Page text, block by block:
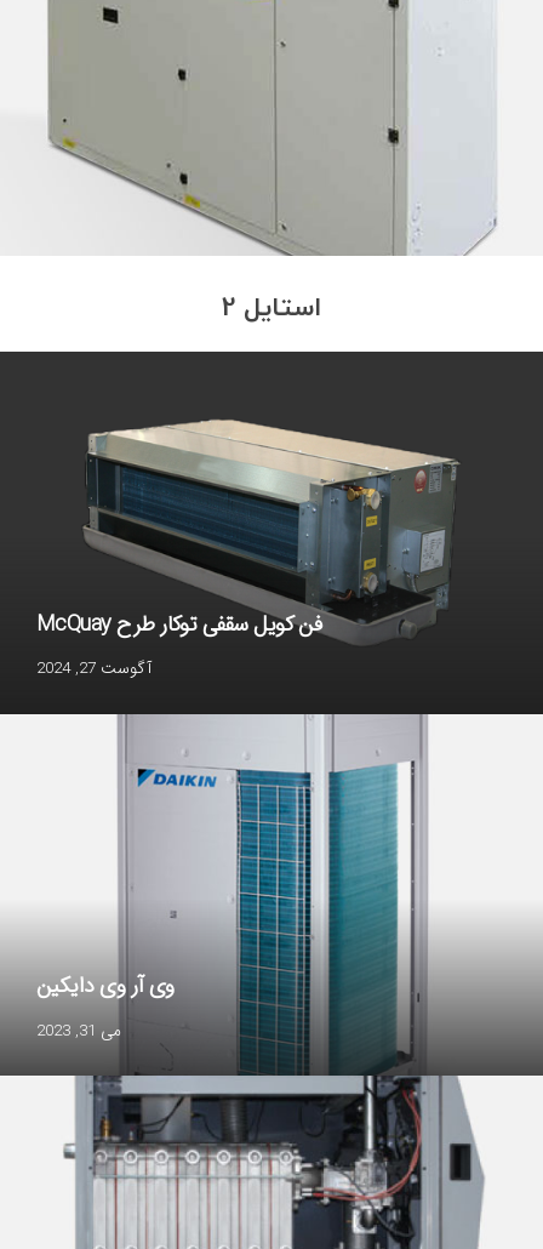
استایل 2
فن کویل سقفی توکار طرح McQuay
آگوست 27, 2024
وی آر وی دایکین
می 31, 2023